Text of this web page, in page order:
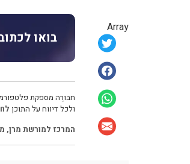
Array
בואו
חבּוּרֶה מספקת
ולכל דיווח על התוכן
המרכז למורשת מרן,